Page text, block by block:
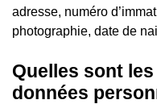
adresse, numéro
photographie, date de
Quelles sont les
données